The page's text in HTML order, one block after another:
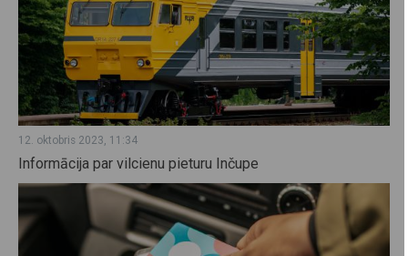
12. oktobris 2023, 11:34
Informācija par vilcienu pieturu Inčupe